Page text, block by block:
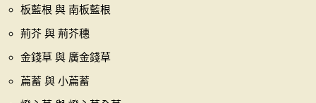
板藍根 與 南板藍根
荊芥 與 荊芥穗
金錢草 與 廣金錢草
萹蓄 與 小萹蓄